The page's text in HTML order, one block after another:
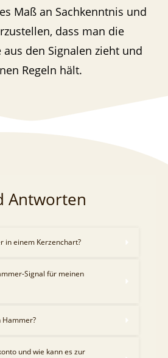
Maß an Sachkenntnis und
dass man die
den Signalen zieht und
Regeln hält.
Antworten
in einem Kerzenchart?
Signal für meinen
Hammer?
und wie kann es zur